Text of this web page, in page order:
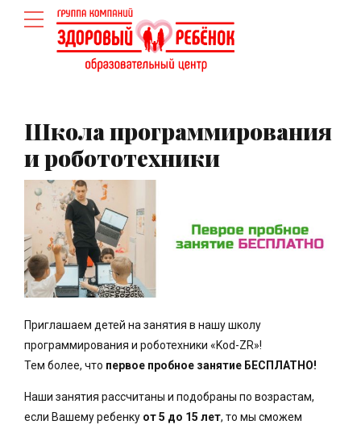
Школа программирования
и робототехники
Приглашаем детей на занятия в нашу школу
программирования и роботехники «Kod-ZR»!
Тем более, что первое пробное занятие БЕСПЛАТНО!
Наши занятия рассчитаны и подобраны по возрастам,
если Вашему ребенку от 5 до 15 лет, то мы сможем